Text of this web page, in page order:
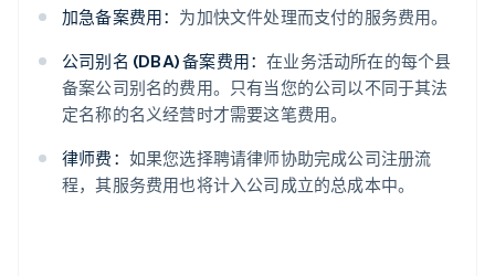
加急备案费用： 为加快文件处理而支付的服务费用。
公司别名 (DBA) 备案费用：在业务活动所在的每个县
备案公司别名的费用。只有当您的公司以不同于其法
定名称的名义经营时才需要这笔费用。
律师费： 如果您选择聘请律师协助完成公司注册流
程，其服务费用也将计入公司成立的总成本中。